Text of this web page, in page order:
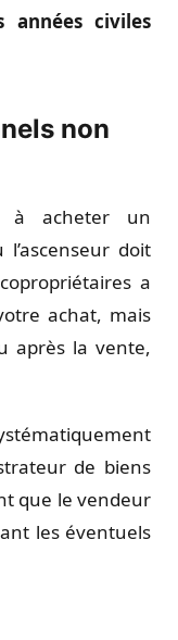
civiles
non
à acheter un
doit
a
achat, mais
après la vente,
de biens
que le vendeur
les éventuels